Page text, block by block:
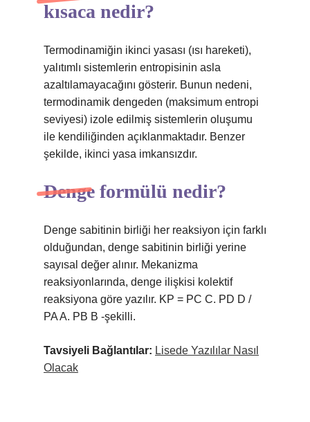
kısaca nedir?
Termodinamiğin ikinci yasası (ısı hareketi),
yalıtımlı sistemlerin entropisinin asla
azaltılamayacağını gösterir. Bunun nedeni,
termodinamik dengeden (maksimum entropi
seviyesi) izole edilmiş sistemlerin oluşumu
ile kendiliğinden açıklanmaktadır. Benzer
şekilde, ikinci yasa imkansızdır.
Denge formülü nedir?
Denge sabitinin birliği her reaksiyon için farklı
olduğundan, denge sabitinin birliği yerine
sayısal değer alınır. Mekanizma
reaksiyonlarında, denge ilişkisi kolektif
reaksiyona göre yazılır. KP = PC C. PD D /
PA A. PB B -şekilli.
Tavsiyeli Bağlantılar: Lisede Yazılılar Nasıl
Olacak